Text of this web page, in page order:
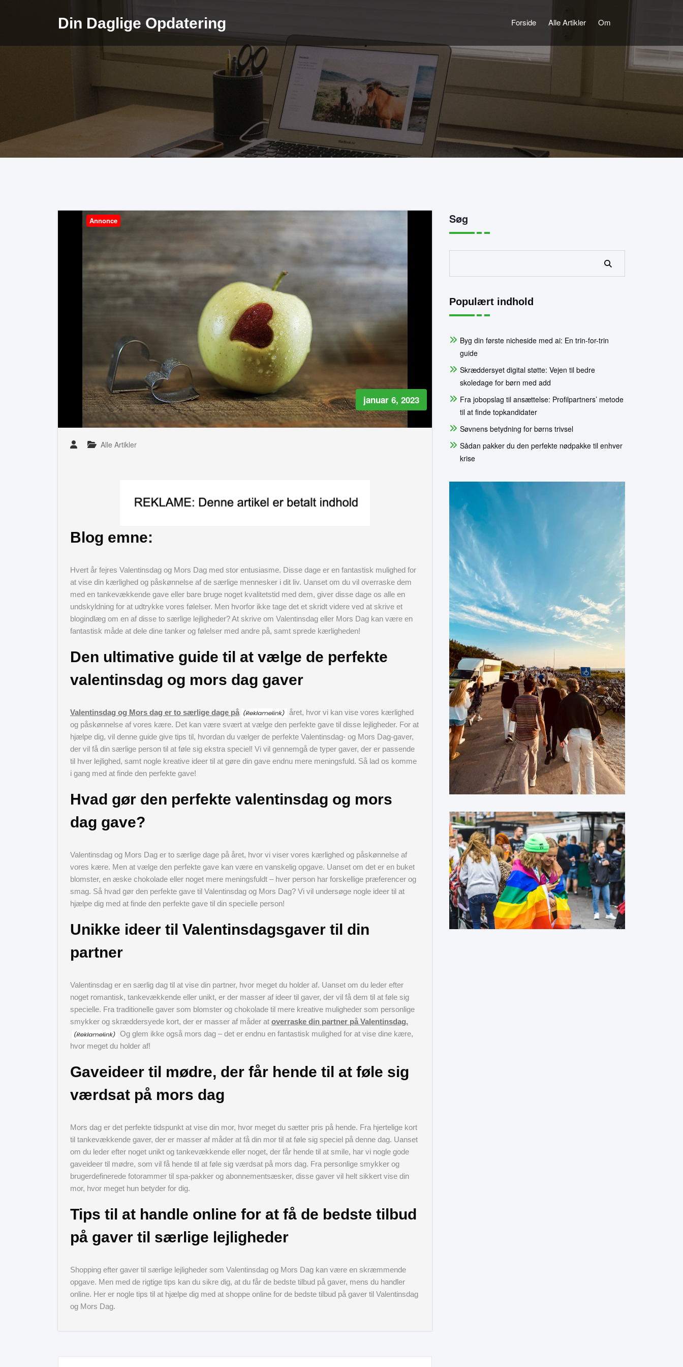
Din Daglige Opdatering Forside Alle Artikler Om
Annonce
januar 6, 2023
Alle Artikler
Blog emne:
Hvert år fejres Valentinsdag og Mors Dag med stor entusiasme. Disse dage er en fantastisk mulighed for
at vise din kærlighed og påskønnelse af de særlige mennesker i dit liv. Uanset om du vil overraske dem
med en tankevækkende gave eller bare bruge noget kvalitetstid med dem, giver disse dage os alle en
undskyldning for at udtrykke vores følelser. Men hvorfor ikke tage det et skridt videre ved at skrive et
blogindlæg om en af disse to særlige lejligheder? At skrive om Valentinsdag eller Mors Dag kan være en
fantastisk måde at dele dine tanker og følelser med andre på, samt sprede kærligheden!
Den ultimative guide til at vælge de perfekte
valentinsdag og mors dag gaver
Valentinsdag og Mors dag er to særlige dage på
året, hvor vi kan vise vores kærlighed
og påskønnelse af vores kære. Det kan være svært at vælge den perfekte gave til disse lejligheder. For at
hjælpe dig, vil denne guide give tips til, hvordan du vælger de perfekte Valentinsdag- og Mors Dag-gaver,
der vil få din særlige person til at føle sig ekstra speciel! Vi vil gennemgå de typer gaver, der er passende
til hver lejlighed, samt nogle kreative ideer til at gøre din gave endnu mere meningsfuld. Så lad os komme
i gang med at finde den perfekte gave!
Hvad gør den perfekte valentinsdag og mors
dag gave?
Valentinsdag og Mors Dag er to særlige dage på året, hvor vi viser vores kærlighed og påskønnelse af
vores kære. Men at vælge den perfekte gave kan være en vanskelig opgave. Uanset om det er en buket
blomster, en æske chokolade eller noget mere meningsfuldt – hver person har forskellige præferencer og
smag. Så hvad gør den perfekte gave til Valentinsdag og Mors Dag? Vi vil undersøge nogle ideer til at
hjælpe dig med at finde den perfekte gave til din specielle person!
Unikke ideer til Valentinsdagsgaver til din
partner
Valentinsdag er en særlig dag til at vise din partner, hvor meget du holder af. Uanset om du leder efter
noget romantisk, tankevækkende eller unikt, er der masser af ideer til gaver, der vil få dem til at føle sig
specielle. Fra traditionelle gaver som blomster og chokolade til mere kreative muligheder som personlige
smykker og skræddersyede kort, der er masser af måder at overraske din partner på Valentinsdag.
Og glem ikke også mors dag – det er endnu en fantastisk mulighed for at vise dine kære,
hvor meget du holder af!
Gaveideer til mødre, der får hende til at føle sig
værdsat på mors dag
Mors dag er det perfekte tidspunkt at vise din mor, hvor meget du sætter pris på hende. Fra hjertelige kort
til tankevækkende gaver, der er masser af måder at få din mor til at føle sig speciel på denne dag. Uanset
om du leder efter noget unikt og tankevækkende eller noget, der får hende til at smile, har vi nogle gode
gaveideer til mødre, som vil få hende til at føle sig værdsat på mors dag. Fra personlige smykker og
brugerdefinerede fotorammer til spa-pakker og abonnementsæsker, disse gaver vil helt sikkert vise din
mor, hvor meget hun betyder for dig.
Tips til at handle online for at få de bedste tilbud
på gaver til særlige lejligheder
Shopping efter gaver til særlige lejligheder som Valentinsdag og Mors Dag kan være en skræmmende
opgave. Men med de rigtige tips kan du sikre dig, at du får de bedste tilbud på gaver, mens du handler
online. Her er nogle tips til at hjælpe dig med at shoppe online for de bedste tilbud på gaver til Valentinsdag
og Mors Dag.
Søg
Populært indhold
Byg din første nicheside med ai: En trin-for-trin
guide
Skræddersyet digital støtte: Vejen til bedre
skoledage for børn med add
Fra jobopslag til ansættelse: Profilpartners’ metode
til at finde topkandidater
Søvnens betydning for børns trivsel
Sådan pakker du den perfekte nødpakke til enhver
krise